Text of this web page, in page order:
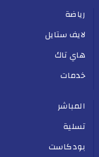
رياضة
لايف ستايل
هاي تاك
خدمات
المباشر
تسلية
بودكاست